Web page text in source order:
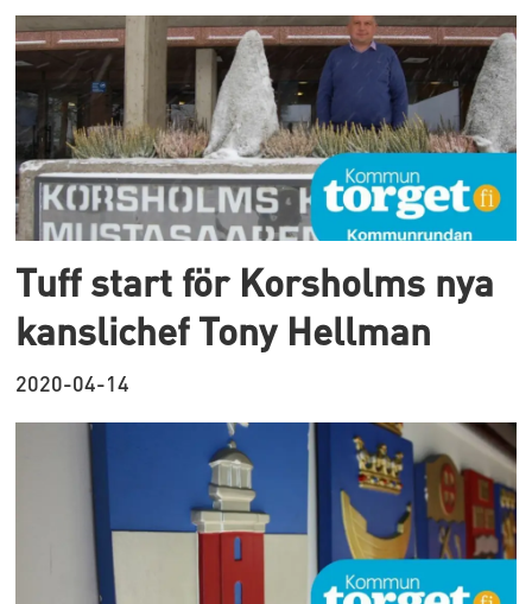
Tuff start för Korsholms nya
kanslichef Tony Hellman
2020-04-14